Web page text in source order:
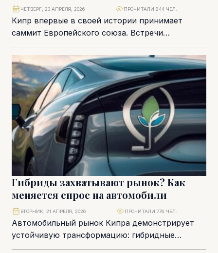
Кипр впервые в своей истории принимает
саммит Европейского союза. Встречи
начинаются вечером 23 апреля 2026 года за
рабочим ужином в...
ЧЕТВЕРГ, 23 АПРЕЛЯ, 2026 ПРОЧИТАЛИ 844 ЧЕЛ.
Гибриды захватывают рынок? Как
меняется спрос на автомобили
Автомобильный рынок Кипра демонстрирует
устойчивую трансформацию: гибридные
автомобили впервые заняли доминирующее
ВТОРНИК, 21 АПРЕЛЯ, 2026 ПРОЧИТАЛИ 776 ЧЕЛ.